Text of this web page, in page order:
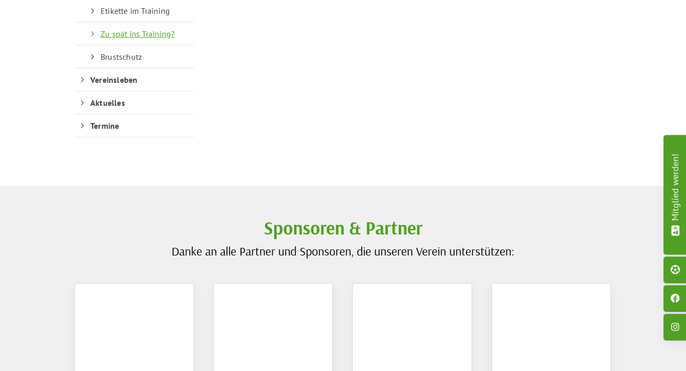
Etikette im Training
Zu spät ins Training?
Brustschutz
Vereinsleben
Aktuelles
Termine
Sponsoren & Partner
Danke an alle Partner und Sponsoren, die unseren Verein unterstützen:
Mitglied werden!
Deutsches Sportabzeichen